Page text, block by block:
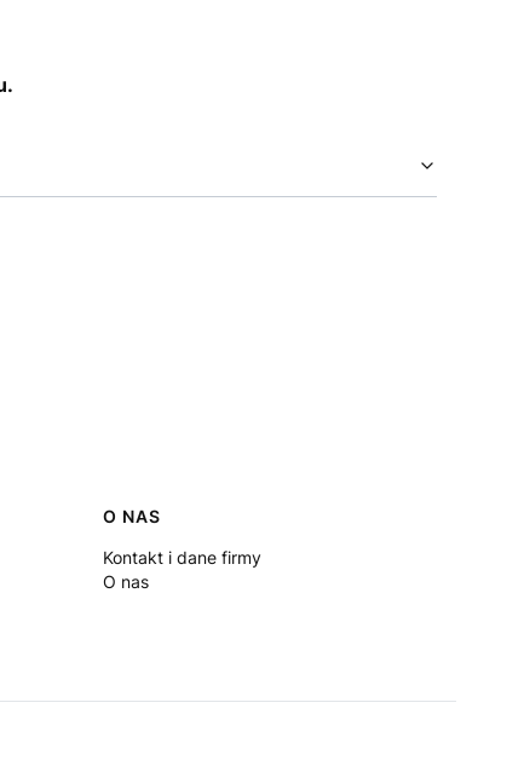
O NAS
Kontakt i dane firmy
O nas